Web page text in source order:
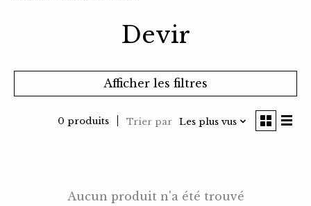
Devir
Afficher les filtres
0 produits Trier par Les plus vus
Aucun produit n'a été trouvé